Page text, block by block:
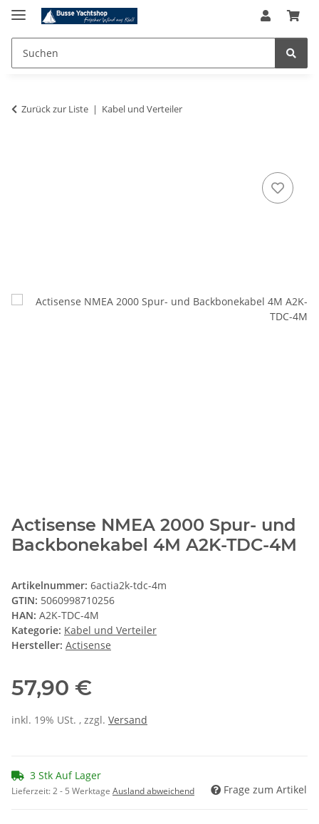
Zurück zur Liste Kabel und Verteiler
Actisense NMEA 2000 Spur- und
Backbonekabel 4M A2K-TDC-4M
Artikelnummer: 6actia2k-tdc-4m
GTIN: 5060998710256
HAN: A2K-TDC-4M
Kategorie: Kabel und Verteiler
Hersteller: Actisense
57,90 €
inkl. 19% USt. , zzgl. Versand
3 Stk Auf Lager
Lieferzeit:2 - 5 Werktage Ausland abweichend Frage zum Artikel